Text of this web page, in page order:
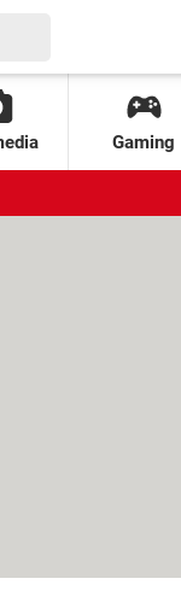
Gaming